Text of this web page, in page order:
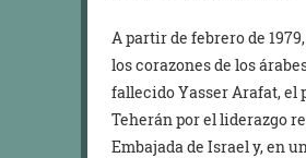
A partir de febrero de
los corazones de los
fallecido Yasser Arafat, el
Teherán por el liderazgo
Embajada de Israel y, en